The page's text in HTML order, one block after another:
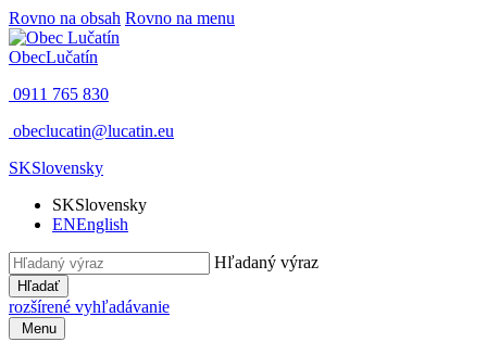
Rovno na obsah Rovno na menu
ObecLučatín
0911 765 830
obeclucatin@lucatin.eu
SKSlovensky
SKSlovensky
ENEnglish
Hľadaný výraz
Hľadať
rozšírené vyhľadávanie
Menu